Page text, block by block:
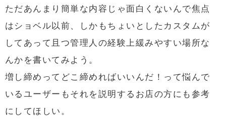
ただあんまり簡単な内容じゃ面白くないんで焦点
はショベル以前、しかもちょいとしたカスタムが
してあって且つ管理人の経験上緩みやすい場所な
んかを書いてみよう。
増し締めってどこ締めればいいんだ！って悩んで
いるユーザーもそれを説明するお店の方にも参考
にしてほしい。